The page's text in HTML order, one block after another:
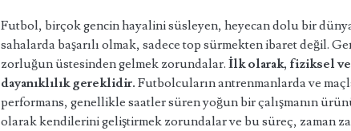
Futbol, birçok gencin hayalini süsleyen, heyecan dolu bir
sahalarda başarılı olmak, sadece top sürmekten ibaret değil.
zorluğun üstesinden gelmek zorundalar.İlk olarak, fiziksel
dayanıklılık gereklidir. Futbolcuların antrenmanlarda ve
performans, genellikle saatler süren yoğun bir çalışmanın
olarak kendilerini geliştirmek zorundalar ve bu süreç, zaman